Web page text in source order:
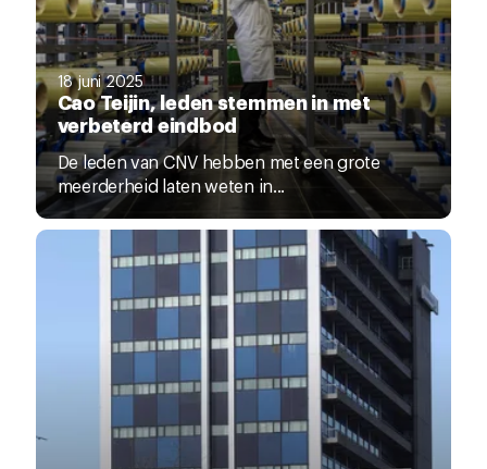
18 juni 2025
Cao Teijin, leden stemmen in met
verbeterd eindbod
De leden van CNV hebben met een grote
meerderheid laten weten in...